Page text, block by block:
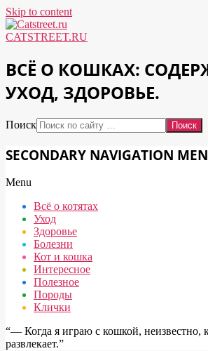
Skip to content
CATSTREET.RU
ВСЁ О КОШКАХ:
УХОД, ЗДОРОВЬЕ.
Поиск
SECONDARY NAVIGATION
Menu
Всё о котятах
Уход
Здоровье
Болезни
Кот и кошка
Интересное
Полезное
Породы
Клички
“― Когда я играю с кошкой, неизвестно,
развлекает.”